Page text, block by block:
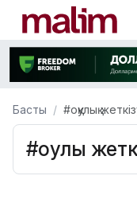
Басты #оқулық
#оқулық